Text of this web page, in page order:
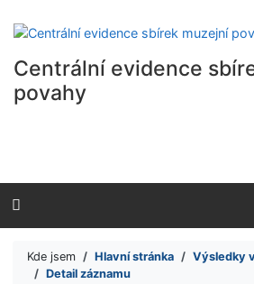
Přejít na menu
Centrální evidence
povahy
Kde jsem Hlavní stránka
Výsledky
Detail záznamu